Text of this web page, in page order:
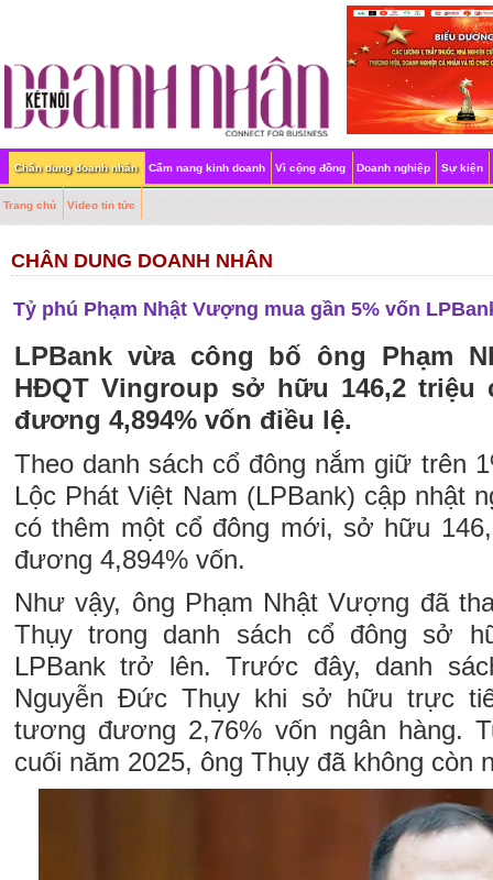
Chân dung doanh nhân Cẩm nang kinh doanh Vì cộng đồng Doanh nghiệp Sự kiện
Trang chủ Video tin tức
CHÂN DUNG DOANH NHÂN
Tỷ phú Phạm Nhật Vượng mua gần 5% vốn
LPBank vừa công bố ông Phạm
HĐQT Vingroup sở hữu 146,2
đương 4,894% vốn điều lệ.
Theo danh sách cổ đông nắm giữ trên
Lộc Phát Việt Nam (LPBank) cập nhật
có thêm một cổ đông mới, sở hữu
đương 4,894% vốn.
Như vậy, ông Phạm Nhật Vượng đã
Thụy trong danh sách cổ đông sở
LPBank trở lên. Trước đây, danh
Nguyễn Đức Thụy khi sở hữu trực
tương đương 2,76% vốn ngân hàng.
cuối năm 2025, ông Thụy đã không còn